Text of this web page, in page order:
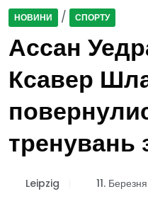
НОВИНИ / СПОРТУ
Ассан
Ксавер
тренувань
Leipzig 11.